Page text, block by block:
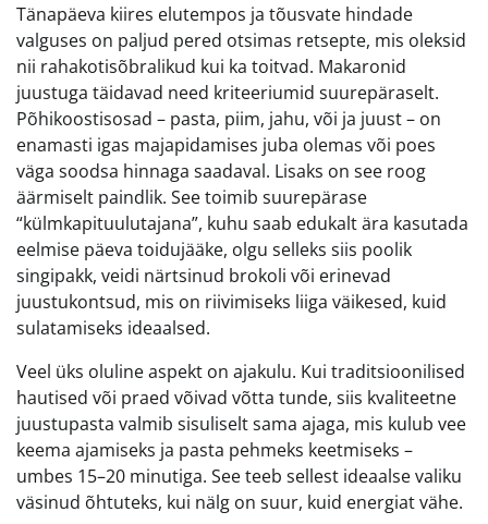
Tänapäeva kiires elutempos ja tõusvate hindade
valguses on paljud pered otsimas retsepte, mis oleksid
nii rahakotisõbralikud kui ka toitvad. Makaronid
juustuga täidavad need kriteeriumid suurepäraselt.
Põhikoostisosad – pasta, piim, jahu, või ja juust – on
enamasti igas majapidamises juba olemas või poes
väga soodsa hinnaga saadaval. Lisaks on see roog
äärmiselt paindlik. See toimib suurepärase
“külmkapituulutajana”, kuhu saab edukalt ära kasutada
eelmise päeva toidujääke, olgu selleks siis poolik
singipakk, veidi närtsinud brokoli või erinevad
juustukontsud, mis on riivimiseks liiga väikesed, kuid
sulatamiseks ideaalsed.
Veel üks oluline aspekt on ajakulu. Kui traditsioonilised
hautised või praed võivad võtta tunde, siis kvaliteetne
juustupasta valmib sisuliselt sama ajaga, mis kulub vee
keema ajamiseks ja pasta pehmeks keetmiseks –
umbes 15–20 minutiga. See teeb sellest ideaalse valiku
väsinud õhtuteks, kui nälg on suur, kuid energiat vähe.